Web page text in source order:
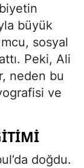
büyük
sosyal
Peki, Ali
neden bu
ve
doğdu.